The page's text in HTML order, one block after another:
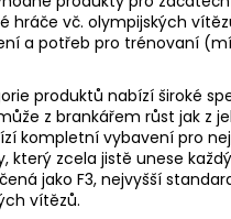
hráče vč. olympijských
a potřeb pro trénovaní
produktů nabízí široké
z brankářem růst jak z
kompletní vybavení pro
který zcela jistě unese
jako F3, nejvyšší
vítězů.